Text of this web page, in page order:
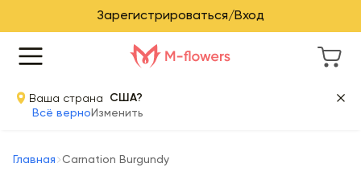
Зарегистрироваться/Вход
Ваша страна
США?
Всё верно Изменить
Главная Carnation Burgundy